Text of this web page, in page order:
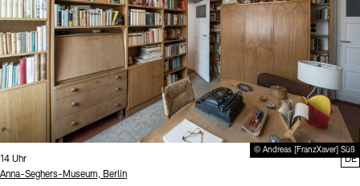
© Andreas [FranzXaver] Süß
Uhrzeit:
14 Uhr
Standort
Anna-Seghers-Museum, Berlin
DE